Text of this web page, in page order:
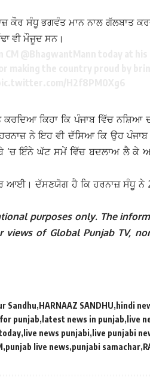
ਕੌਰ ਸੰਧੂ ਭਗਵੰਤ ਮਾਨ ਨਾਲ ਗੱਲਬਾਤ
ਵੀ ਮੌਜੂਦ ਸਨ।
ਕਿਹਾ ਕਿ ਪੰਜਾਬ ਵਿੱਚ ਨਸ਼ਿਆ
ਨੇ ਇਹ ਵੀ ਦੱਸਿਆ ਕਿ ਉਹ
‘ਚ ਇੰਨੇ ਘੱਟ ਸਮੇਂ ਵਿੱਚ ਬਦਲਾਅ ਲੈ ਕੇ
ਆਈ। ਦੱਸਣਯੋਗ ਹੈ ਕਿ ਹਰਨਾਜ਼ ਸੰਧੂ ਨੇ
purposes only. The
of Global Punjab TV,
Sandhu HARNAAZ SANDHU hindi
punjab latest news in punjab live
live news punjabi live punjabi
punjab live news punjabi samachar